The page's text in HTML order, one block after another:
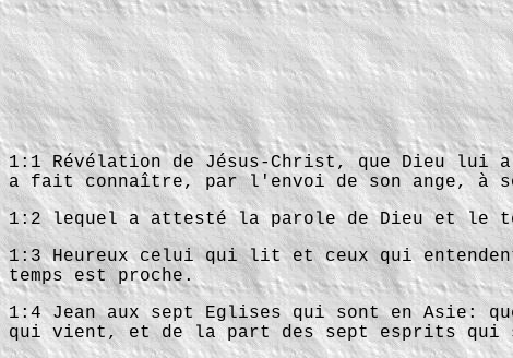
1:1 Révélation de Jésus-Christ, que Dieu
a fait connaître, par l'envoi de son ange, à
1:2 lequel a attesté la parole de Dieu et le
1:3 Heureux celui qui lit et ceux qui
temps est proche.
1:4 Jean aux sept Eglises qui sont en Asie:
qui vient, et de la part des sept esprits qui